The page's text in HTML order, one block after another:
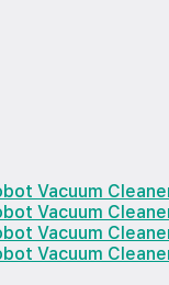
Vacuum
Vacuum
Vacuum
Vacuum